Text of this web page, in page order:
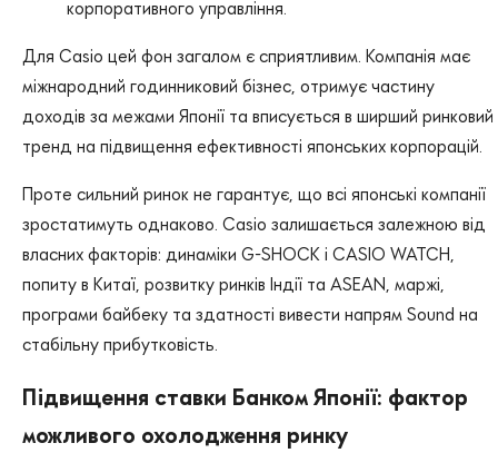
корпоративного управління.
Для Casio цей фон загалом є сприятливим. Компанія має
міжнародний годинниковий бізнес, отримує частину
доходів за межами Японії та вписується в ширший ринковий
тренд на підвищення ефективності японських корпорацій.
Проте сильний ринок не гарантує, що всі японські компанії
зростатимуть однаково. Casio залишається залежною від
власних факторів: динаміки G-SHOCK і CASIO WATCH,
попиту в Китаї, розвитку ринків Індії та ASEAN, маржі,
програми байбеку та здатності вивести напрям Sound на
стабільну прибутковість.
Підвищення ставки Банком Японії: фактор
можливого охолодження ринку